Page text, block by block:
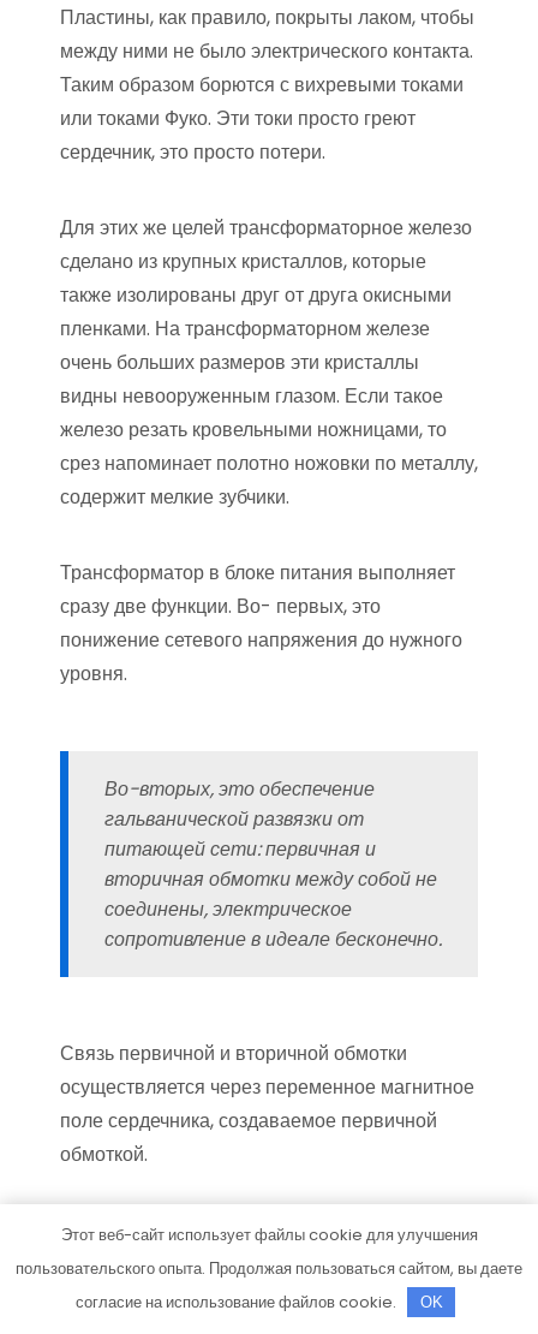
Пластины, как правило, покрыты лаком, чтобы
между ними не было электрического контакта.
Таким образом борются с вихревыми токами
или токами Фуко. Эти токи просто греют
сердечник, это просто потери.
Для этих же целей трансформаторное железо
сделано из крупных кристаллов, которые
также изолированы друг от друга окисными
пленками. На трансформаторном железе
очень больших размеров эти кристаллы
видны невооруженным глазом. Если такое
железо резать кровельными ножницами, то
срез напоминает полотно ножовки по металлу,
содержит мелкие зубчики.
Трансформатор в блоке питания выполняет
сразу две функции. Во- первых, это
понижение сетевого напряжения до нужного
уровня.
Во-вторых, это обеспечение
гальванической развязки от
питающей сети: первичная и
вторичная обмотки между собой не
соединены, электрическое
сопротивление в идеале бесконечно.
Связь первичной и вторичной обмотки
осуществляется через переменное магнитное
поле сердечника, создаваемое первичной
обмоткой.
Упрощенный расчет трансформатора
При покупке или самостоятельной намотке
Этот веб-сайт использует файлы cookie для улучшения
пользовательского опыта. Продолжая пользоваться сайтом, вы даете
согласие на использование файлов cookie.
OK